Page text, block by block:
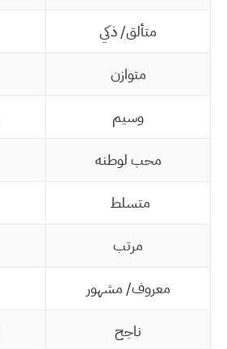
متألق/ ذكي
متوازن
وسيم
محب لوطنه
متسلط
مرتب
معروف/ مشهور
ناجح